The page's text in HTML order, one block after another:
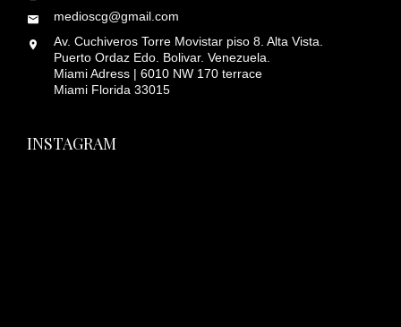
medioscg@gmail.com
Av. Cuchiveros Torre Movistar piso 8. Alta Vista.
Puerto Ordaz Edo. Bolivar. Venezuela.
Miami Adress | 6010 NW 170 terrace
Miami Florida 33015
INSTAGRAM